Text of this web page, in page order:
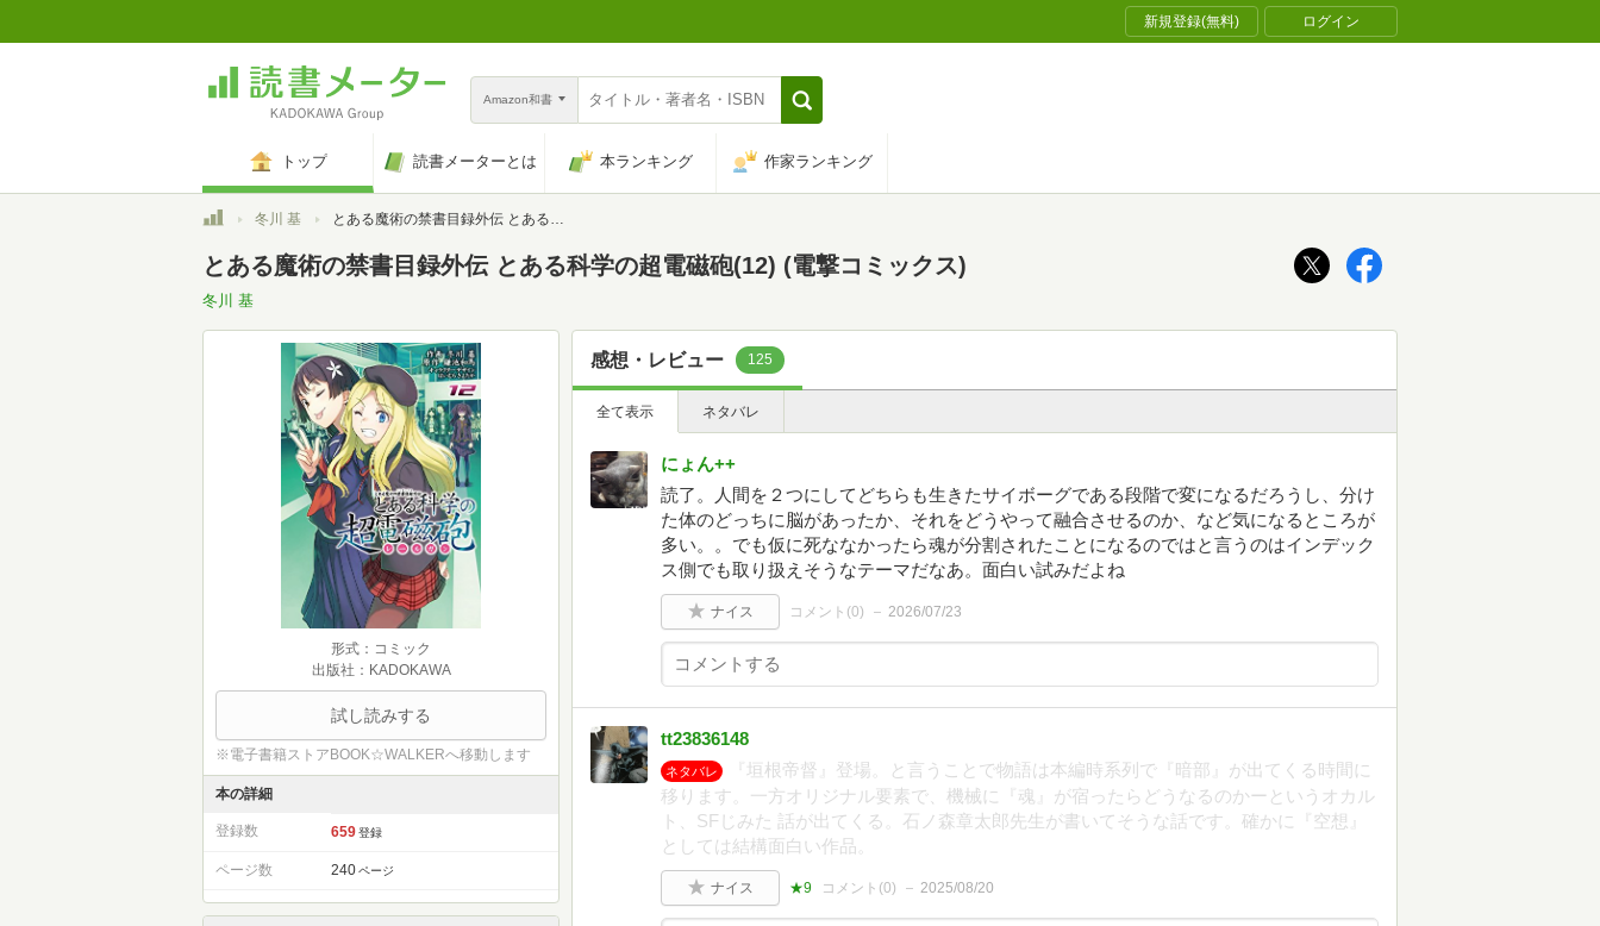
新規登録(無料) ログイン
Amazon和書
トップ 読書メーターとは 本ランキング 作家ランキング
トップ冬川 基 とある魔術の禁書目録外伝 とある科学の超電磁砲(12) (電撃コミックス)
とある魔術の禁書目録外伝 とある科学の超電磁砲(12) (電撃コミックス)
冬川 基
形式：コミック
出版社：KADOKAWA
試し読みする
※電子書籍ストアBOOK☆WALKERへ移動します
本の詳細
登録数 659 登録
ページ数 240 ページ
感想・レビュー 125
全て表示 ネタバレ
にょん++
読了。人間を２つにしてどちらも生きたサイボーグである段階で変になるだろうし、分け
た体のどっちに脳があったか、それをどうやって融合させるのか、など気になるところが
多い。。でも仮に死ななかったら魂が分割されたことになるのではと言うのはインデック
ス側でも取り扱えそうなテーマだなあ。面白い試みだよね
ナイス コメント(0) 2026/07/23
tt23836148
ネタバレ
『垣根帝督』登場。と言うことで物語は本編時系列で『暗部』が出てくる時間に
移ります。一方オリジナル要素で、機械に『魂』が宿ったらどうなるのかーというオカル
ト、SFじみた 話が出てくる。石ノ森章太郎先生が書いてそうな話です。確かに『空想』
としては結構面白い作品。
ナイス ★9 コメント(0) 2025/08/20